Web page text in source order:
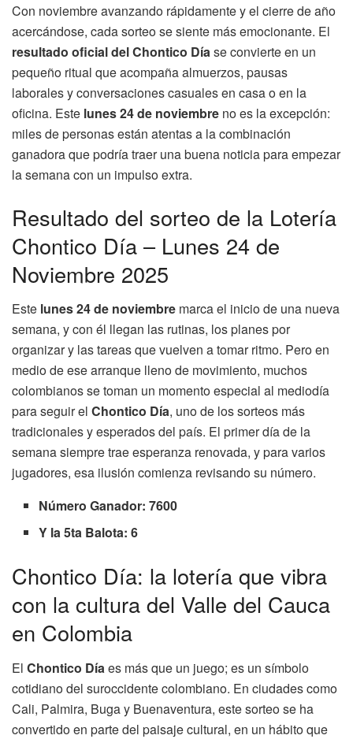
Con noviembre avanzando rápidamente y el cierre de año
acercándose, cada sorteo se siente más emocionante. El
resultado oficial del Chontico Díase convierte en un
pequeño ritual que acompaña almuerzos, pausas
laborales y conversaciones casuales en casa o en la
oficina. Este lunes 24 de noviembre no es la excepción:
miles de personas están atentas a la combinación
ganadora que podría traer una buena noticia para empezar
la semana con un impulso extra.
Resultado del sorteo de la Lotería
Chontico Día – Lunes 24 de
Noviembre 2025
Este lunes 24 de noviembre marca el inicio de una nueva
semana, y con él llegan las rutinas, los planes por
organizar y las tareas que vuelven a tomar ritmo. Pero en
medio de ese arranque lleno de movimiento, muchos
colombianos se toman un momento especial al mediodía
para seguir el Chontico Día, uno de los sorteos más
tradicionales y esperados del país. El primer día de la
semana siempre trae esperanza renovada, y para varios
jugadores, esa ilusión comienza revisando su número.
Número Ganador: 7600
Y la 5ta Balota: 6
Chontico Día: la lotería que vibra
con la cultura del Valle del Cauca
en Colombia
El Chontico Díaes más que un juego; es un símbolo
cotidiano del suroccidente colombiano. En ciudades como
Cali, Palmira, Buga y Buenaventura, este sorteo se ha
convertido en parte del paisaje cultural, en un hábito que